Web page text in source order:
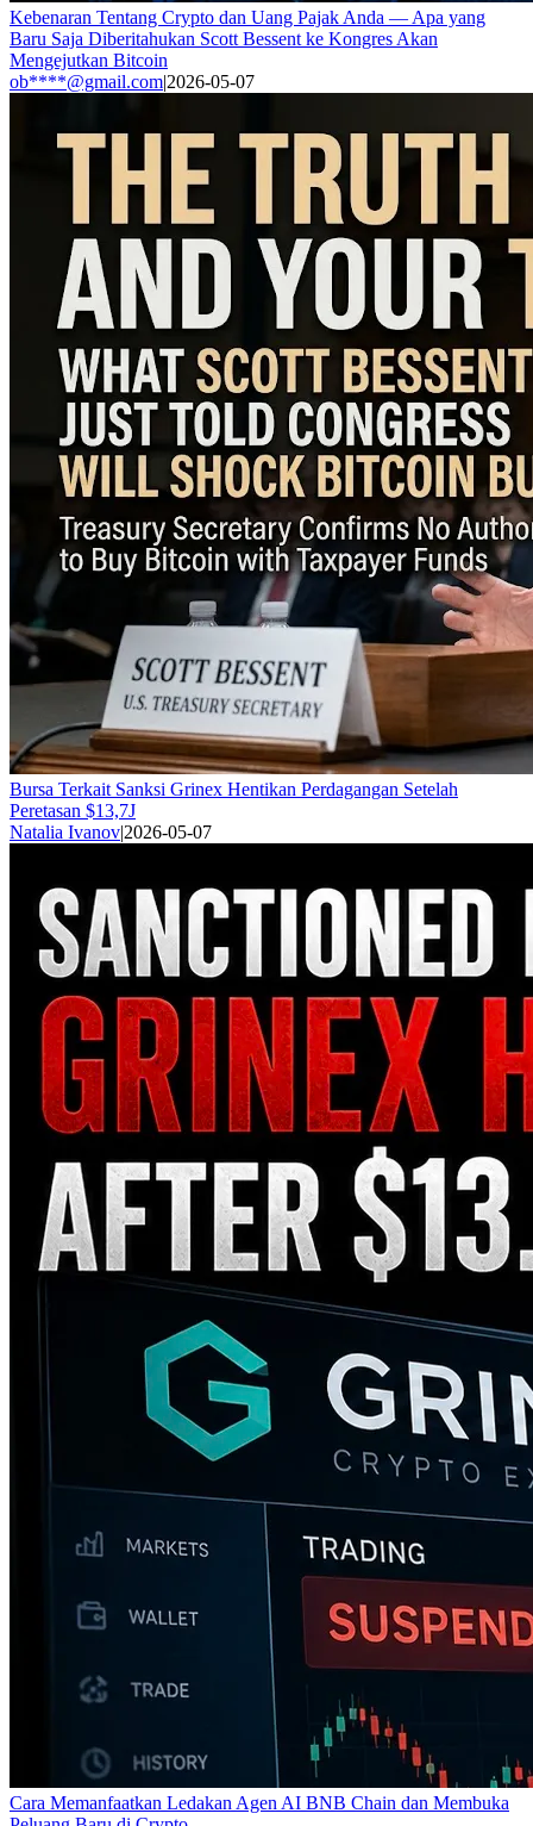
Kebenaran Tentang Crypto dan Uang Pajak Anda — Apa yang
Baru Saja Diberitahukan Scott Bessent ke Kongres Akan
Mengejutkan Bitcoin
ob****@gmail.com|2026-05-07
Bursa Terkait Sanksi Grinex Hentikan Perdagangan Setelah
Peretasan $13,7J
Natalia Ivanov|2026-05-07
Cara Memanfaatkan Ledakan Agen AI BNB Chain dan Membuka